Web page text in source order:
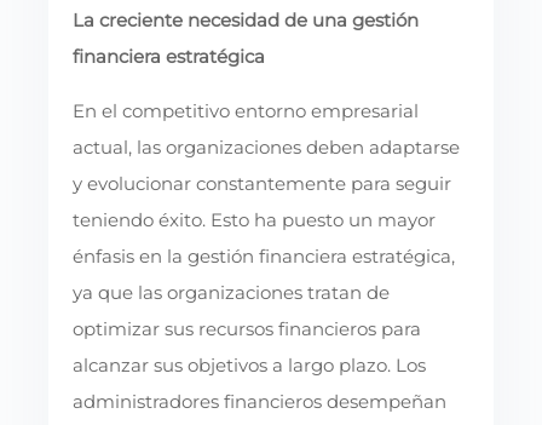
La creciente necesidad de una gestión
financiera estratégica
En el competitivo entorno empresarial
actual, las organizaciones deben adaptarse
y evolucionar constantemente para seguir
teniendo éxito. Esto ha puesto un mayor
énfasis en la gestión financiera estratégica,
ya que las organizaciones tratan de
optimizar sus recursos financieros para
alcanzar sus objetivos a largo plazo. Los
administradores financieros desempeñan